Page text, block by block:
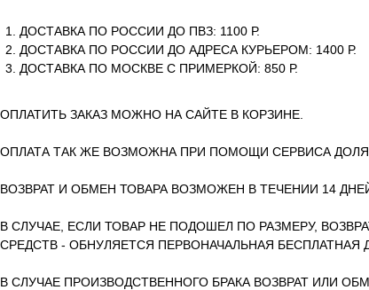
ДОСТАВКА ПО РОССИИ ДО ПВЗ: 1100 Р.
ДОСТАВКА ПО РОССИИ ДО АДРЕСА КУРЬЕРОМ: 1400 Р.
ДОСТАВКА ПО МОСКВЕ С ПРИМЕРКОЙ: 850 Р.
ОПЛАТИТЬ ЗАКАЗ МОЖНО НА САЙТЕ В КОРЗИНЕ.
ОПЛАТА ТАК ЖЕ ВОЗМОЖНА ПРИ ПОМОЩИ СЕРВИСА
ВОЗВРАТ И ОБМЕН ТОВАРА ВОЗМОЖЕН В ТЕЧЕНИИ 14
В СЛУЧАЕ, ЕСЛИ ТОВАР НЕ ПОДОШЕЛ ПО РАЗМЕРУ,
СРЕДСТВ - ОБНУЛЯЕТСЯ ПЕРВОНАЧАЛЬНАЯ
В СЛУЧАЕ ПРОИЗВОДСТВЕННОГО БРАКА ВОЗВРАТ ИЛИ